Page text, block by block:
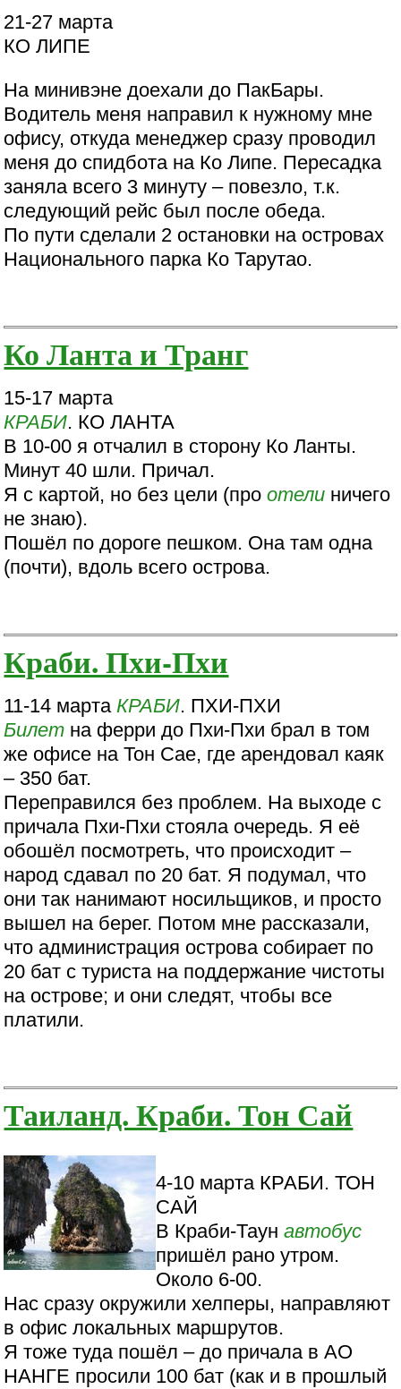
21-27 марта
КО ЛИПЕ
На минивэне доехали до ПакБары.
Водитель меня направил к нужному мне
офису, откуда менеджер сразу проводил
меня до спидбота на Ко Липе. Пересадка
заняла всего 3 минуту – повезло, т.к.
следующий рейс был после обеда.
По пути сделали 2 остановки на островах
Национального парка Ко Тарутао.
Ко Ланта и Транг
15-17 марта
КРАБИ. КО ЛАНТА
В 10-00 я отчалил в сторону Ко Ланты.
Минут 40 шли. Причал.
Я с картой, но без цели (проотели ничего
не знаю).
Пошёл по дороге пешком. Она там одна
(почти), вдоль всего острова.
Краби. Пхи-Пхи
11-14 мартаКРАБИ. ПХИ-ПХИ
Билет на ферри до Пхи-Пхи брал в том
же офисе на Тон Сае, где арендовал каяк
– 350 бат.
Переправился без проблем. На выходе с
причала Пхи-Пхи стояла очередь. Я её
обошёл посмотреть, что происходит –
народ сдавал по 20 бат. Я подумал, что
они так нанимают носильщиков, и просто
вышел на берег. Потом мне рассказали,
что администрация острова собирает по
20 бат с туриста на поддержание чистоты
на острове; и они следят, чтобы все
платили.
Таиланд. Краби. Тон Сай
4-10 марта КРАБИ. ТОН
САЙ
В Краби-Таунавтобус
пришёл рано утром.
Около 6-00.
Нас сразу окружили хелперы, направляют
в офис локальных маршрутов.
Я тоже туда пошёл – до причала в АО
НАНГЕ просили 100 бат (как и в прошлый